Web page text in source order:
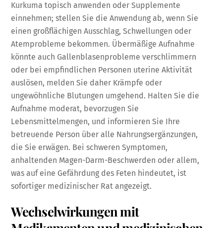
Kurkuma topisch anwenden oder Supplemente
einnehmen; stellen Sie die Anwendung ab, wenn Sie
einen großflächigen Ausschlag, Schwellungen oder
Atemprobleme bekommen. Übermäßige Aufnahme
könnte auch Gallenblasenprobleme verschlimmern
oder bei empfindlichen Personen uterine Aktivität
auslösen, melden Sie daher Krämpfe oder
ungewöhnliche Blutungen umgehend. Halten Sie die
Aufnahme moderat, bevorzugen Sie
Lebensmittelmengen, und informieren Sie Ihre
betreuende Person über alle Nahrungsergänzungen,
die Sie erwägen. Bei schweren Symptomen,
anhaltenden Magen-Darm-Beschwerden oder allem,
was auf eine Gefährdung des Feten hindeutet, ist
sofortiger medizinischer Rat angezeigt.
Wechselwirkungen mit